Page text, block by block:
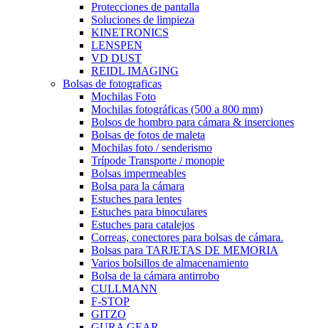
Protecciones de pantalla
Soluciones de limpieza
KINETRONICS
LENSPEN
VD DUST
REIDL IMAGING
Bolsas de fotograficas
Mochilas Foto
Mochilas fotográficas (500 a 800 mm)
Bolsos de hombro para cámara & inserciones
Bolsas de fotos de maleta
Mochilas foto / senderismo
Trípode Transporte / monopie
Bolsas impermeables
Bolsa para la cámara
Estuches para lentes
Estuches para binoculares
Estuches para catalejos
Correas, conectores para bolsas de cámara.
Bolsas para TARJETAS DE MEMORIA
Varios bolsillos de almacenamiento
Bolsa de la cámara antirrobo
CULLMANN
F-STOP
GITZO